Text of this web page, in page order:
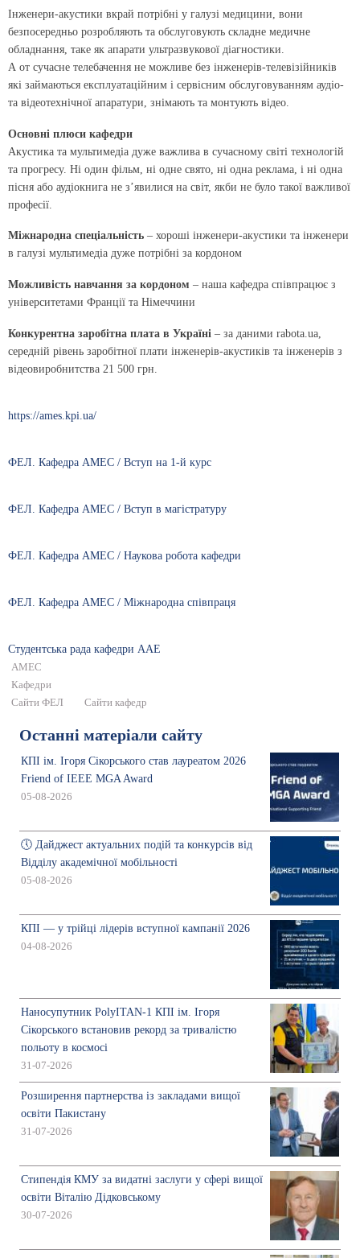
Інженери-акустики вкрай потрібні у галузі медицини, вони
безпосередньо розробляють та обслуговують складне медичне
обладнання, таке як апарати ультразвукової діагностики.
А от сучасне телебачення не можливе без інженерів-телевізійників
які займаються експлуатаційним і сервісним обслуговуванням аудіо-
та відеотехнічної апаратури, знімають та монтують відео.
Основні плюси кафедри
Акустика та мультимедіа дуже важлива в сучасному світі технологій
та прогресу. Ні один фільм, ні одне свято, ні одна реклама, і ні одна
пісня або аудіокнига не з’явилися на світ, якби не було такої важливої
професії.
Міжнародна спеціальність – хороші інженери-акустики та інженери
в галузі мультимедіа дуже потрібні за кордоном
Можливість навчання за кордоном – наша кафедра співпрацює з
університетами Франції та Німеччини
Конкурентна заробітна плата в Україні – за даними rabota.ua,
середній рівень заробітної плати інженерів-акустиків та інженерів з
відеовиробнитства 21 500 грн.
https://ames.kpi.ua/
ФЕЛ. Кафедра АМЕС / Вступ на 1-й курс
ФЕЛ. Кафедра АМЕС / Вступ в магістратуру
ФЕЛ. Кафедра АМЕС / Наукова робота кафедри
ФЕЛ. Кафедра АМЕС / Міжнародна співпраця
Студентська рада кафедри ААЕ
АМЕС
Кафедри
Сайти ФЕЛ
Сайти кафедр
Останні матеріали сайту
КПІ ім. Ігоря Сікорського став лауреатом 2026
Friend of IEEE MGA Award
05-08-2026
🕔 Дайджест актуальних подій та конкурсів від
Відділу академічної мобільності
05-08-2026
КПІ — у трійці лідерів вступної кампанії 2026
04-08-2026
Наносупутник PolyITAN-1 КПІ ім. Ігоря
Сікорського встановив рекорд за тривалістю
польоту в космосі
31-07-2026
Розширення партнерства із закладами вищої
освіти Пакистану
31-07-2026
Стипендія КМУ за видатні заслуги у сфері вищої
освіти Віталію Дідковському
30-07-2026